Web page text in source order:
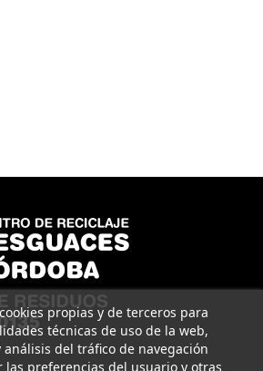
propias y de terceros para
técnicas de uso de la web,
del tráfico de navegación
preferencias del usuario y otras